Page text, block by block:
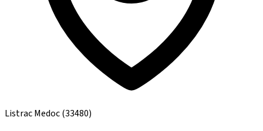
Listrac Medoc(33480)